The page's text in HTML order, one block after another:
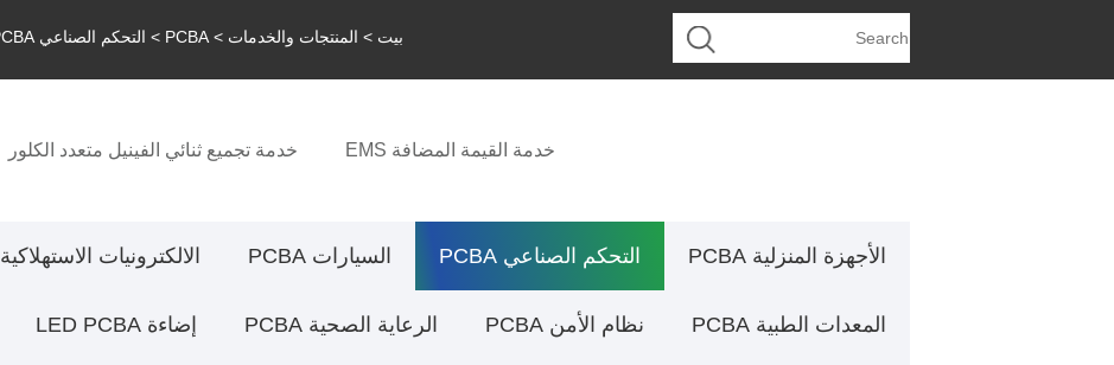
بيت > المنتجات والخدمات >
PCBA
> التحكم الصناعي PCBA
خدمة تجميع ثنائي الفينيل متعدد الكلور خدمة القيمة المضافة EMS
الأجهزة المنزلية PCBA التحكم الصناعي PCBA السيارات PCBA الالكترونيات الاستهلاكية PCBA
المعدات الطبية PCBA نظام الأمن PCBA الرعاية الصحية PCBA إضاءة LED PCBA